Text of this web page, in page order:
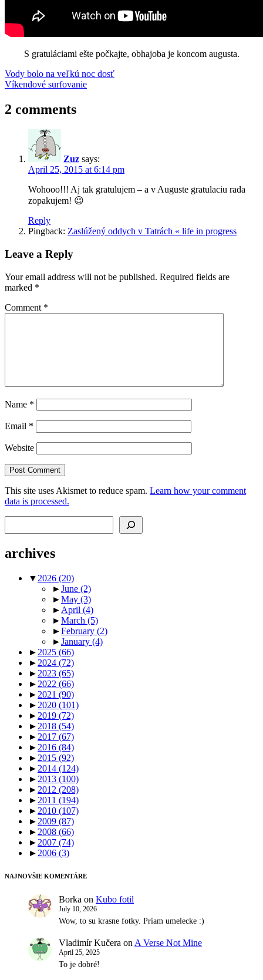
S gratuláciami ešte počkajte, obhajoba je koncom augusta.
červené
krvinkymodelovaniePhD
Post
navigation
Previous
Post:
Vody bolo na veľkú noc dosť
Next
Víkendové surfovanie
2 comments
Zuz says:
April 25, 2015 at 6:14 pm
Wohooo!!! Aj tak gratulujem – a v Auguste gratulaciu rada
zopakujem! 😉
Reply
Pingback: Zaslúžený oddych v Tatrách « life in progress
Leave a Reply
Your email address will not be published. Required fields are
marked *
Comment *
Name *
Email *
Website
This site uses Akismet to reduce spam. Learn how your comment
data is processed.
archives
▼ 2026 (20)
►June (2)
►May (3)
► April (4)
►March (5)
►February (2)
►January (4)
► 2025 (66)
► 2024 (72)
► 2023 (65)
► 2022 (66)
► 2021 (90)
► 2020 (101)
► 2019 (72)
► 2018 (54)
► 2017 (67)
► 2016 (84)
► 2015 (92)
► 2014 (124)
► 2013 (100)
► 2012 (208)
► 2011 (194)
► 2010 (107)
► 2009 (87)
► 2008 (66)
► 2007 (74)
► 2006 (3)
NAJNOVŠIE KOMENTÁRE
Borka on Kubo fotil
July 10, 2026
Wow, to su krasne fotky. Priam umelecke :)
Vladimír Kučera on A Verse Not Mine
April 25, 2025
To je dobré!